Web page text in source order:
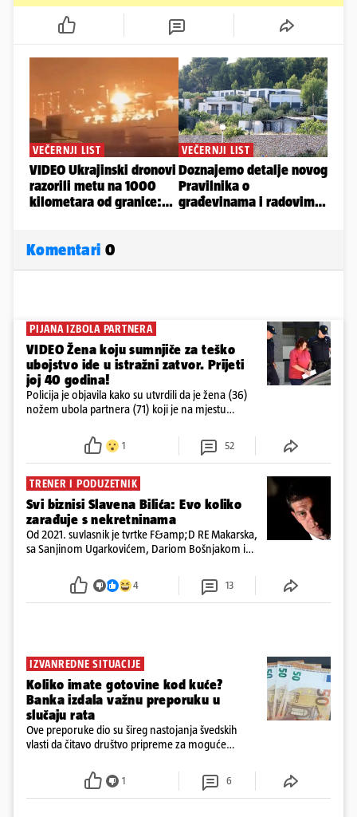
Komentari 0
PIJANA IZBOLA PARTNERA
VIDEO Žena koju sumnjiče za teško
ubojstvo ide u istražni zatvor. Prijeti
joj 40 godina!
Policija je objavila kako su utvrdili da je žena (36)
nožem ubola partnera (71) koji je na mjestu
ispitali i poslali u istražni zatvor
1 52
TRENER I PODUZETNIK
Svi biznisi Slavena Bilića: Evo koliko
zarađuje s nekretninama
Od 2021. suvlasnik je tvrtke F&amp;D RE Makarska,
sa Sanjinom Ugarkovićem, Dariom Bošnjakom i
poslovanje nekretninama, a od osnutka nema
zaposlenih
4 13
IZVANREDNE SITUACIJE
Koliko imate gotovine kod kuće?
Banka izdala važnu preporuku u
slučaju rata
Ove preporuke dio su šireg nastojanja švedskih
vlasti da čitavo društvo pripreme za moguće
1 6